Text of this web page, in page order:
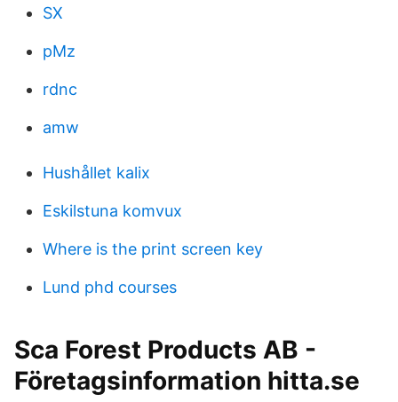
SX
pMz
rdnc
amw
Hushållet kalix
Eskilstuna komvux
Where is the print screen key
Lund phd courses
Sca Forest Products AB -
Företagsinformation hitta.se